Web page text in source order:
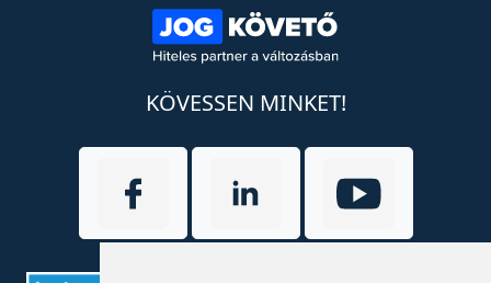
KÖVESSEN MINKET!